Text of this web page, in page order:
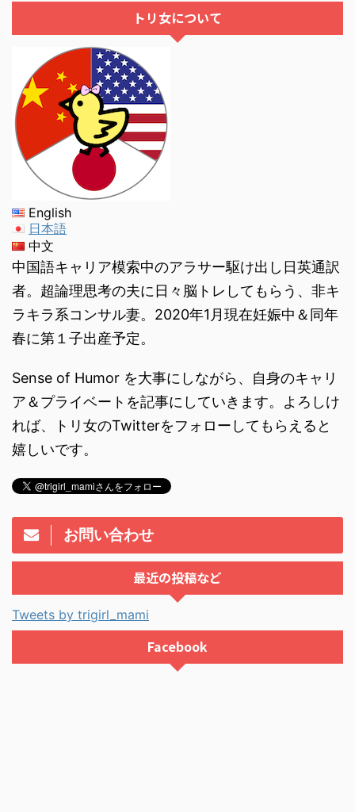
トリ女について
English
日本語
中文
中国語キャリア模索中のアラサー駆け出し日英通訳
者。超論理思考の夫に日々脳トレしてもらう、非キ
ラキラ系コンサル妻。2020年1月現在妊娠中＆同年
春に第１子出産予定。
Sense of Humor を大事にしながら、自身のキャリ
ア＆プライベートを記事にしていきます。よろしけ
れば、トリ女のTwitterをフォローしてもらえると
嬉しいです。
お問い合わせ
最近の投稿など
Tweets by trigirl_mami
Facebook